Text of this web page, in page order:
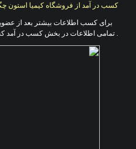
کسب در آمد از فروشگاه کیمیا استون
برای کسب اطلاعات بیشتر بعد از
. تمامی اطلاعات در بخش کسب در آمد